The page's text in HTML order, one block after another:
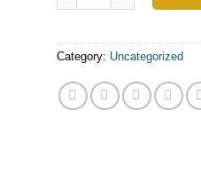
Category: Uncategorized